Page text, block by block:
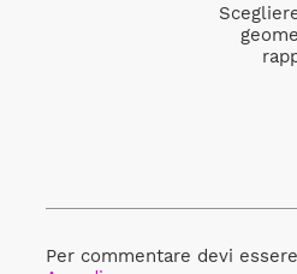
Per commentare devi